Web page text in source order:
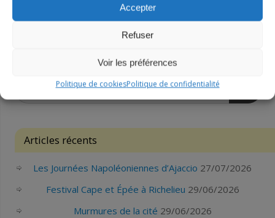
Accepter
Refuser
Voir les préférences
Politique de cookiesPolitique de confidentialité
Articles récents
Les Journées Napoléoniennes d’Ajaccio 27/07/2026
Festival Cape et Épée à Richelieu 29/06/2026
Murmures de la cité 29/06/2026
ACCEPTER